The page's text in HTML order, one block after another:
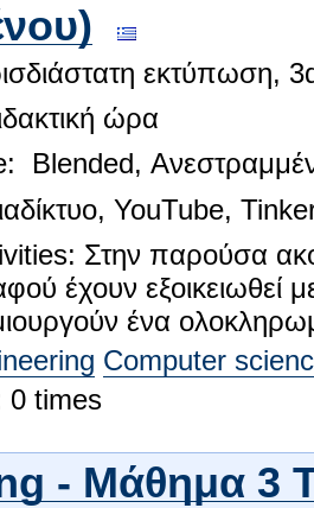
εκτύπωση,
ώρα
Blended,
YouTube,
Στην παρούσα
έχουν εξοικειωθεί
ένα
Computer
0 times
- Μάθημα 3